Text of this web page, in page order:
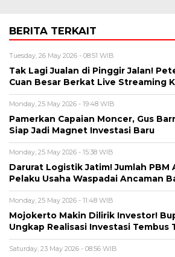
BERITA TERKAIT
Tuesday, 26 May 2026 - 08:51 WIB
Tak Lagi Jualan di Pinggir Jalan!
Cuan Besar Berkat Live Streaming
Monday, 25 May 2026 - 19:48 WIB
Pamerkan Capaian Moncer, Gus
Siap Jadi Magnet Investasi Baru
Monday, 25 May 2026 - 15:38 WIB
Darurat Logistik Jatim! Jumlah PBM
Pelaku Usaha Waspadai Ancaman
Monday, 25 May 2026 - 11:48 WIB
Mojokerto Makin Dilirik Investor!
Ungkap Realisasi Investasi Tembus
Saturday, 23 May 2026 - 08:56 WIB